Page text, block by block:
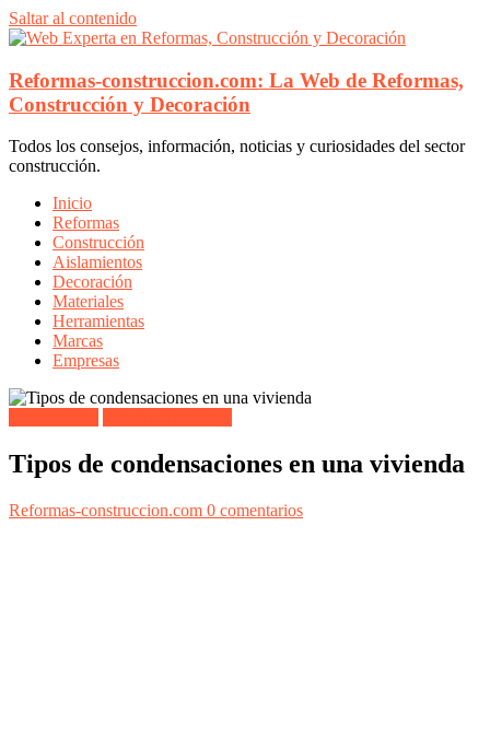
Saltar al contenido
Reformas-construccion.com: La Web de Reformas,
Construcción y Decoración
Todos los consejos, información, noticias y curiosidades del sector
construcción.
Inicio
Reformas
Construcción
Aislamientos
Decoración
Materiales
Herramientas
Marcas
Empresas
Tipos de condensaciones en una vivienda
Reformas-construccion.com 0 comentarios